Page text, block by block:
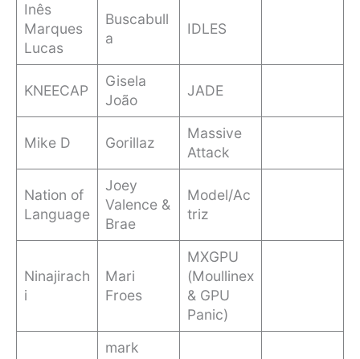
Inês
Marques
Lucas
Buscabull
a
IDLES
KNEECAP
Gisela
João
JADE
Mike D Gorillaz
Massive
Attack
Nation of
Language
Joey
Valence &
Brae
Model/Ac
triz
Ninajirach
i
Mari
Froes
MXGPU
(Moullinex
& GPU
Panic)
mark